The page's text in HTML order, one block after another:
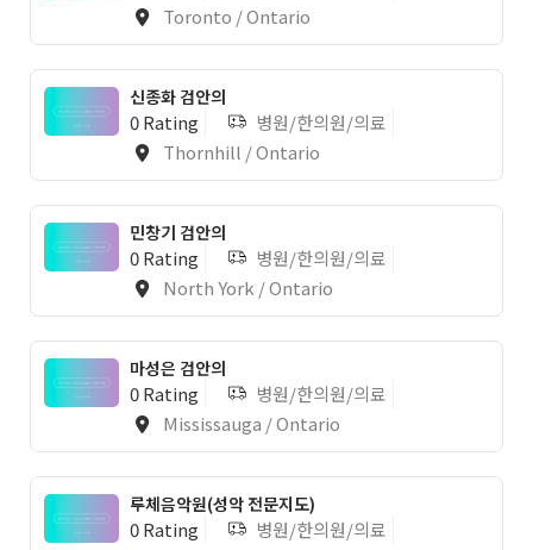
Toronto / Ontario
신종화 검안의
0 Rating
병원/한의원/의료
Thornhill / Ontario
민창기 검안의
0 Rating
병원/한의원/의료
North York / Ontario
마성은 검안의
0 Rating
병원/한의원/의료
Mississauga / Ontario
루체음악원(성악 전문지도)
0 Rating
병원/한의원/의료